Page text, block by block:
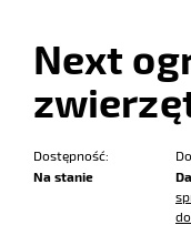
Next
Dostępność:
Na stanie
Cena nie zawiera